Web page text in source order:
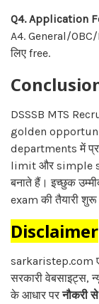
Q4. Application
A4. General/
लिए free.
DSSSB MTS
golden
departments में
limit और simple
बनाते हैं। इच्छुक
exam की तैयारी
Disclaimer
sarkaristep.com
सरकारी वेबसाइट्स,
के आधार परनौकरी